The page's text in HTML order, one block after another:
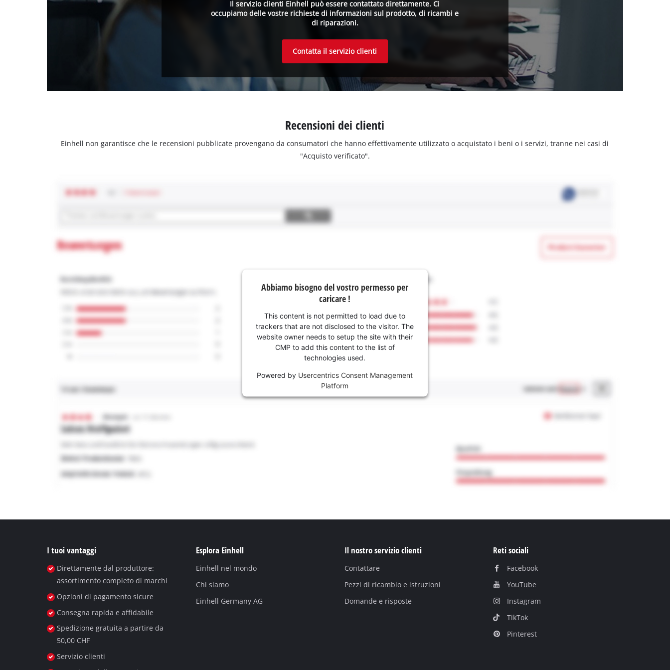
Il servizio clienti Einhell può essere contattato direttamente. Ci
occupiamo delle vostre richieste di informazioni sul prodotto, di ricambi e
di riparazioni.
Contatta il servizio clienti
Recensioni dei clienti
Einhell non garantisce che le recensioni pubblicate provengano da consumatori che hanno effettivamente utilizzato o acquistato i beni o i servizi, tranne nei casi di
"Acquisto verificato".
Abbiamo bisogno del vostro permesso per
caricare !
This content is not permitted to load due to
trackers that are not disclosed to the visitor. The
website owner needs to setup the site with their
CMP to add this content to the list of
technologies used.
Powered by Usercentrics Consent Management
Platform
I tuoi vantaggi
Direttamente dal produttore:
assortimento completo di marchi
Opzioni di pagamento sicure
Consegna rapida e affidabile
Spedizione gratuita a partire da
50,00 CHF
Servizio clienti
Esplora Einhell
Einhell nel mondo
Chi siamo
Einhell Germany AG
Il nostro servizio clienti
Contattare
Pezzi di ricambio e istruzioni
Domande e risposte
Reti sociali
Facebook
YouTube
Instagram
TikTok
Pinterest